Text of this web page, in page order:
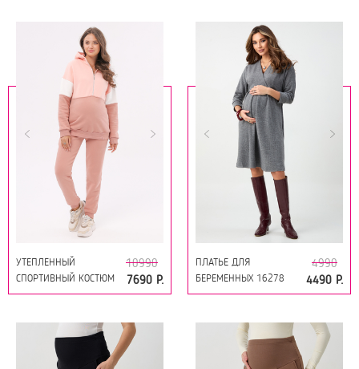
УТЕПЛЕННЫЙ
СПОРТИВНЫЙ КОСТЮМ
ДЛЯ БЕРЕМЕННЫХ И
ПУДРА-ПЕРСИК-ТОФУ
10990
7690 Р.
ПЛАТЬЕ ДЛЯ
БЕРЕМЕННЫХ 16278
СЕРАЯ ЁЛОЧКА
4990
4490 Р.